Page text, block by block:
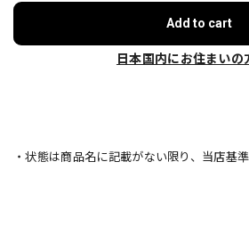
Add to cart
日本国内にお住まいの
・状態は商品名に記載がない限り、当店基